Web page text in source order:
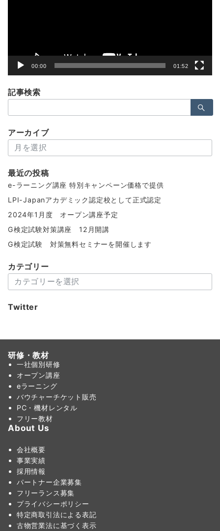
00:00 01:52
記事検索
索：
アーカイブ
ー
イ
ブ
最近の投稿
e-ラーニング講座 特別キャンペーン価格で提供
LPI-Japanアカデミック認定校として正式認定
2024年1月度 オープン講座予定
G検定試験対策講座 12月開講
G検定試験 対策無料セミナーを開催します
カテゴリー
テ
リ
Twitter
研修・教材
一社個別研修
オープン講座
eラーニング
バウチャーチケット販売
PC・機材レンタル
フリー教材
About Us
会社概要
事業実績
採用情報
パートナー企業募集
フリーランス募集
プライバシーポリシー
特定商取引法による表記
古物営業法に基づく表示